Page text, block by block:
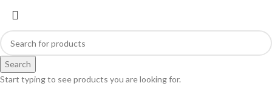
Search
Start typing to see products you are looking for.